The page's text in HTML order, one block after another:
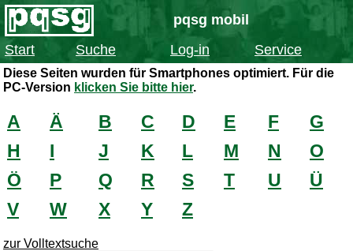
pqsg mobil
Start
Suche Log-in Service
Diese Seiten wurden für Smartphones optimiert. Für die
PC-Version klicken Sie bitte hier.
A Ä B C D E F
G
H
I J K L M N
O
Ö
P Q R S T U
Ü
V
W X Y Z
zur Volltextsuche